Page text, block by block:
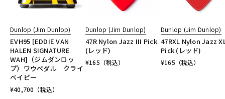
Dunlop (Jim Dunlop)
EVH95 [EDDIE VAN
HALEN SIGNATURE
WAH]（ジムダンロッ
プ）ワウペダル クライ
ベイビー
¥40,700 （税込）
Dunlop (Jim Dunlop)
47R Nylon Jazz III Pick
(レッド)
¥165 （税込）
Dunlop (Jim Dunlop)
47RXL Nylon Jazz
Pick (レッド)
¥165 （税込）